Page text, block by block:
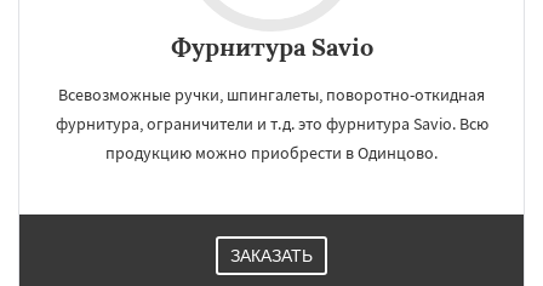
Фурнитура Savio
Всевозможные ручки, шпингалеты, поворотно-откидная
фурнитура, ограничители и т.д. это фурнитура Savio. Всю
продукцию можно приобрести в Одинцово.
ЗАКАЗАТЬ